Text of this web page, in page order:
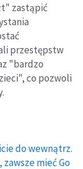
zastąpić
przestępstw
"bardzo
co pozwoli
do wewnątrz.
mieć Go